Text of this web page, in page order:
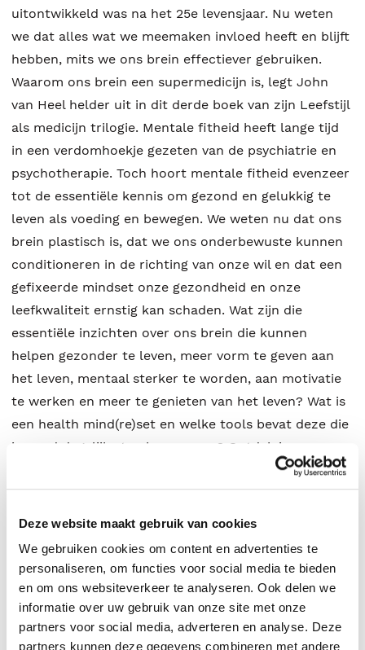
Deze website maakt gebruik van cookies
We gebruiken cookies om content en advertenties te
personaliseren, om functies voor social media te bieden
en om ons websiteverkeer te analyseren. Ook delen we
informatie over uw gebruik van onze site met onze
partners voor social media, adverteren en analyse. Deze
partners kunnen deze gegevens combineren met andere
uitontwikkeld was na het 25e levensjaar. Nu weten
we dat alles wat we meemaken invloed heeft en blijft
hebben, mits we ons brein effectiever gebruiken.
Waarom ons brein een supermedicijn is, legt John
van Heel helder uit in dit derde boek van zijn Leefstijl
als medicijn trilogie. Mentale fitheid heeft lange tijd
in een verdomhoekje gezeten van de psychiatrie en
psychotherapie. Toch hoort mentale fitheid evenzeer
tot de essentiële kennis om gezond en gelukkig te
leven als voeding en bewegen. We weten nu dat ons
brein plastisch is, dat we ons onderbewuste kunnen
conditioneren in de richting van onze wil en dat een
gefixeerde mindset onze gezondheid en onze
leefkwaliteit ernstig kan schaden. Wat zijn die
essentiële inzichten over ons brein die kunnen
helpen gezonder te leven, meer vorm te geven aan
het leven, mentaal sterker te worden, aan motivatie
te werken en meer te genieten van het leven? Wat is
een health mind(re)set en welke tools bevat deze die
iemand dagelijks toe kan passen? Ontdek in
begrijpelijke taal wat de invloed is van je denken op je
leven en dagelijkse acties. Leer meer over
doelbewust denken maar ook over mindfulness en
kunt doen, want de doelstelling van zijn boek is om je
te inspireren naar een duurzaam gezonde
leefstijlswitch. Als je dit boek gelezen hebt, dan
beschik je over alle noodzakelijke kennis om op het